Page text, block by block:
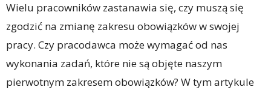
Wielu pracowników zastanawia się, czy muszą się
zgodzić na zmianę zakresu obowiązków w swojej
pracy. Czy pracodawca może wymagać od nas
wykonania zadań, które nie są objęte naszym
pierwotnym zakresem obowiązków? W tym artykule